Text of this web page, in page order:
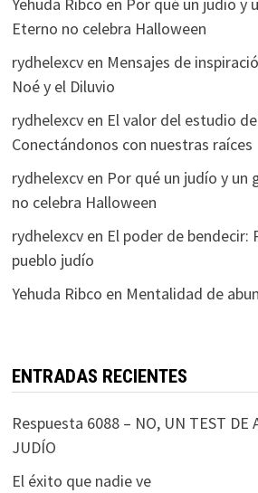
Eterno no celebra Halloween
rydhelexcven Mensajes de
Noé y el Diluvio
rydhelexcven El valor del estudio
Conectándonos con nuestras raíces
rydhelexcven Por qué un judío y un
no celebra Halloween
rydhelexcven El poder de bendecir:
pueblo judío
Yehuda Ribco en Mentalidad de
ENTRADAS RECIENTES
Respuesta 6088 – NO, UN TEST DE
JUDÍO
El éxito que nadie ve